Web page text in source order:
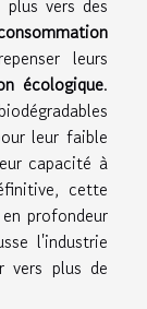
vers des
leurs
écologique.
leur faible
capacité à
cette
profondeur
l'industrie
vers plus de